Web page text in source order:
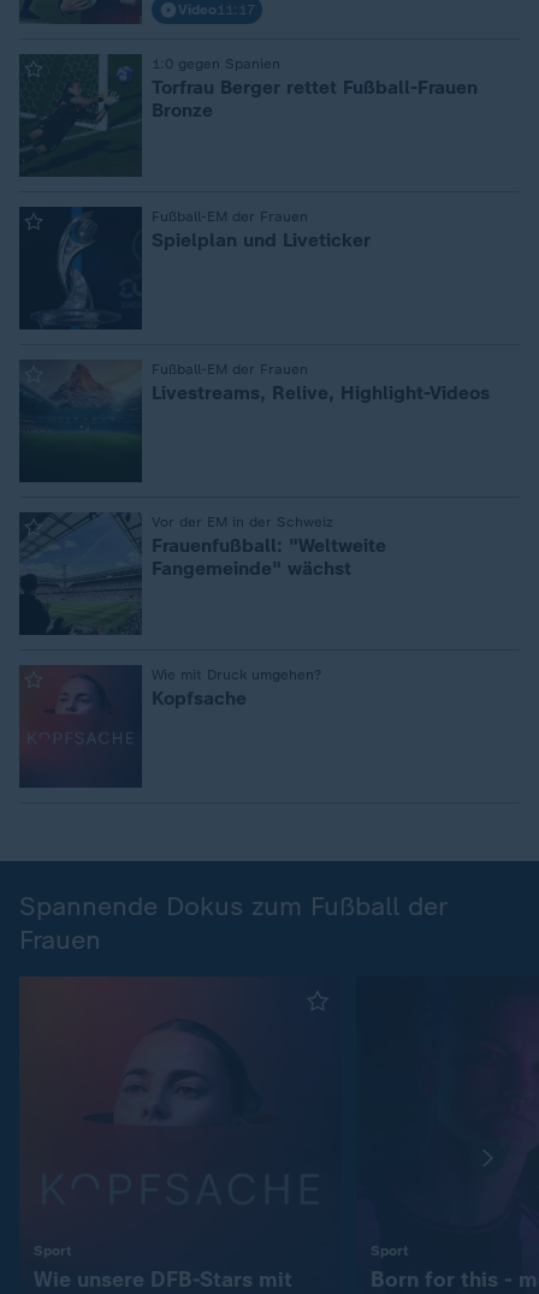
Video 11:17
1:0 gegen Spanien
Torfrau Berger rettet Fußball-Frauen
Bronze
Fußball-EM der Frauen
Spielplan und Liveticker
Fußball-EM der Frauen
Livestreams, Relive, Highlight-Videos
Vor der EM in der Schweiz
Frauenfußball: "Weltweite
Fangemeinde" wächst
Wie mit Druck umgehen?
Kopfsache
Spannende Dokus zum Fußball der
Frauen
Sport
Wie unsere DFB-Stars mit
Sport
Born for this -